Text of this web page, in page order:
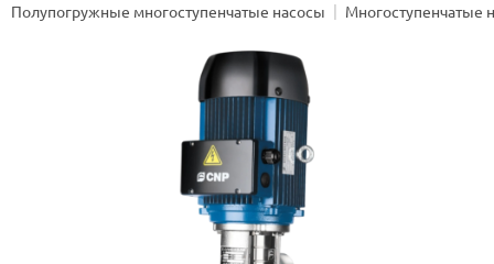
Полупогружные многоступенчатые насосы Многоступенчатые